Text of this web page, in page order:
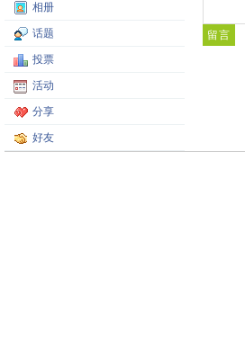
相册
话题
投票
活动
分享
好友